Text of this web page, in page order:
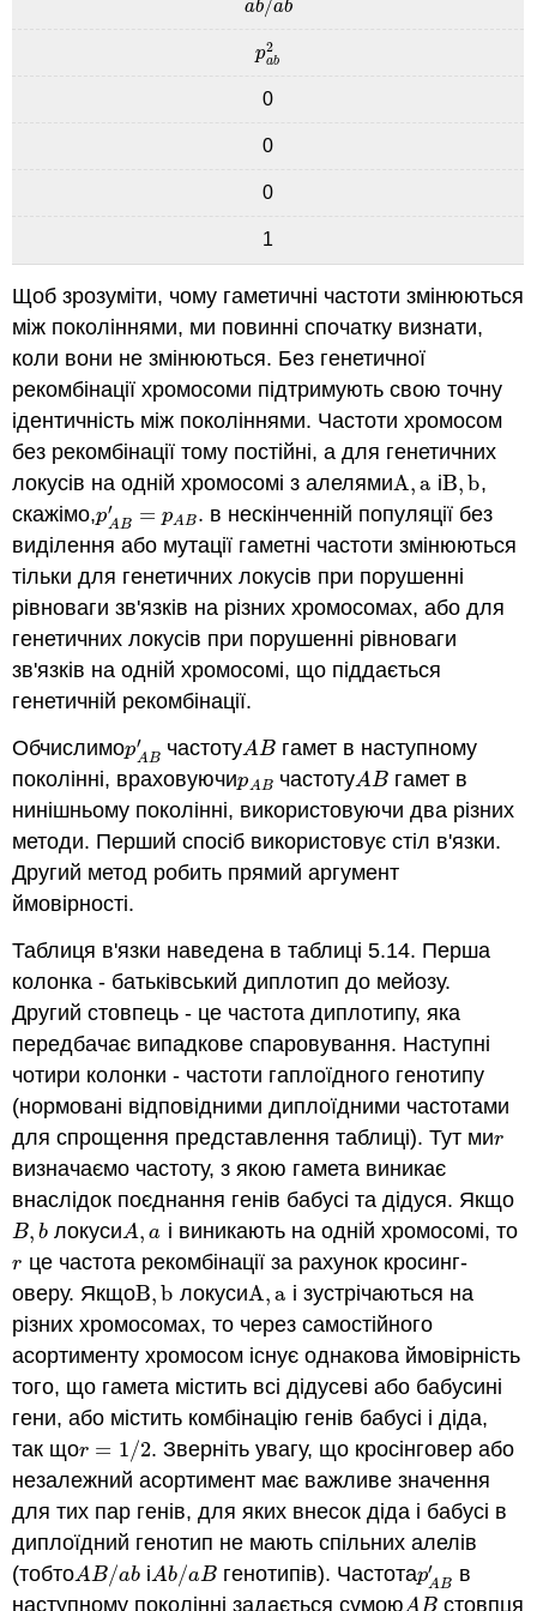
ab/ab
ab/ab
p2
ab
pab
0
0
0
1
Щоб зрозуміти, чому гаметичні частоти змінюються
між поколіннями, ми повинні спочатку визнати,
коли вони не змінюються. Без генетичної
рекомбінації хромосоми підтримують свою точну
ідентичність між поколіннями. Частоти хромосом
без рекомбінації тому постійні, а для генетичних
локусів на одній хромосомі з алелямиA, a
A,a іB, b
B, b ,
скажімо,p′
AB = pAB.
pAB ′=pAB. в нескінченній популяції без
виділення або мутації гаметні частоти змінюються
тільки для генетичних локусів при порушенні
рівноваги зв'язків на різних хромосомах, або для
генетичних локусів при порушенні рівноваги
зв'язків на одній хромосомі, що піддається
генетичній рекомбінації.
Обчислимоp′
AB
pAB ′частотуAB
AB гамет в наступному
поколінні, враховуючиpAB
pAB частотуAB
AB гамет в
нинішньому поколінні, використовуючи два різних
методи. Перший спосіб використовує стіл в'язки.
Другий метод робить прямий аргумент
ймовірності.
Таблиця в'язки наведена в таблиці 5.14. Перша
колонка - батьківський диплотип до мейозу.
Другий стовпець - це частота диплотипу, яка
передбачає випадкове спаровування. Наступні
чотири колонки - частоти гаплоїдного генотипу
(нормовані відповідними диплоїдними частотами
для спрощення представлення таблиці). Тут миr
r
визначаємо частоту, з якою гамета виникає
внаслідок поєднання генів бабусі та дідуся. Якщо
B, b
B,b локусиA, a
A,a і виникають на одній хромосомі, то
r
r це частота рекомбінації за рахунок кросинг-
оверу. ЯкщоB, b
B, b локусиA, a
A,a і зустрічаються на
різних хромосомах, то через самостійного
асортименту хромосом існує однакова ймовірність
того, що гамета містить всі дідусеві або бабусині
гени, або містить комбінацію генів бабусі і діда,
так щоr = 1/2
r=1 2
. Зверніть увагу, що кросінговер або
незалежний асортимент має важливе значення
для тих пар генів, для яких внесок діда і бабусі в
диплоїдний генотип не мають спільних алелів
(тобтоAB/ab
AB/ab іAb/aB
Ab/aB генотипів). Частотаp′
AB
pAB ′в
наступному поколінні задається сумоюAB стовпця